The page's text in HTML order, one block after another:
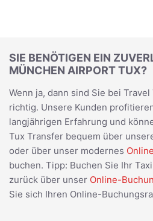
SIE BENÖTIGEN EIN
MÜNCHEN AIRPORT TUX?
Wenn ja, dann sind Sie bei
richtig. Unsere Kunden
langjährigen Erfahrung und
Tux Transfer bequem über
oder über unser modernes
buchen. Tipp: Buchen Sie Ihr
zurück über unser Online-
Sie sich Ihren Online-